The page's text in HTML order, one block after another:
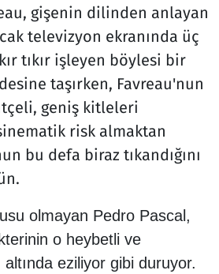
gişenin dilinden anlayan
televizyon ekranında üç
tıkır işleyen böylesi bir
taşırken, Favreau'nun
geniş kitleleri
risk almaktan
bu defa biraz tıkandığını
olmayan Pedro Pascal,
o heybetli ve
altında eziliyor gibi duruyor.